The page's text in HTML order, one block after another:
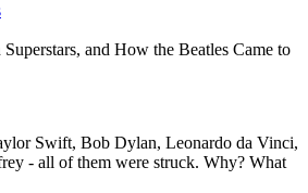
and How the Beatles Came to
Swift, Bob Dylan, Leonardo da Vinci,
- all of them were struck. Why? What